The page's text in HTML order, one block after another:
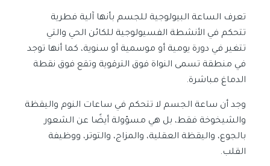
تعرف الساعة البيولوجية للجسم بأنها آلية فطرية
تتحكم في الأنشطة الفسيولوجية للكائن الحي والتي
تتغير في دورة يومية أو موسمية أو سنوية، كما أنها توجد
في منطقة تسمى النواة فوق الترقوية وتقع فوق نقطة
الدماغ مباشرة.
وجد أن ساعة الجسم لا تتحكم في ساعات النوم واليقظة
والشيخوخة فقط، بل هي مسؤولة أيضًا عن الشعور
بالجوع، واليقظة العقلية، والمزاج، والتوتر، ووظيفة
القلب.